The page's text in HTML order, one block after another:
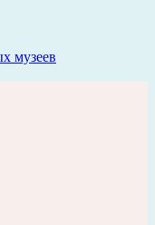
музеев